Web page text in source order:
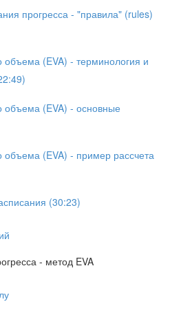
прогресса - "правила" (rules)
объема (EVA) - терминология и
объема (EVA) - основные
объема (EVA) - пример рассчета
(30:23)
- метод EVA